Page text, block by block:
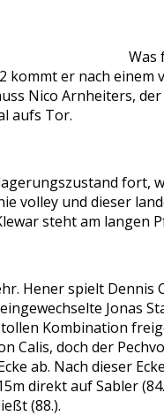
Was
kommt er nach
Nico Arnheiters,
aufs Tor.
fort,
volley und dieser
steht am langen
Hener spielt Dennis
Jonas
Kombination
doch der
ab. Nach dieser
direkt auf Sabler
(88.).